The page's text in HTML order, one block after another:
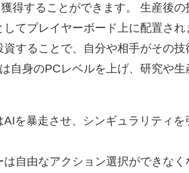
得することができます。 生産後
てプレイヤーボード上に配置され
することで、自分や相手がその
自身のPCレベルを上げ、研究や
を暴走させ、シンギュラリティを
自由なアクション選択ができな